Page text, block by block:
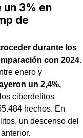
3% en
de
durante los
con 2024.
enero y
un 2,4%,
ciberdelitos
hechos. En
un descenso del